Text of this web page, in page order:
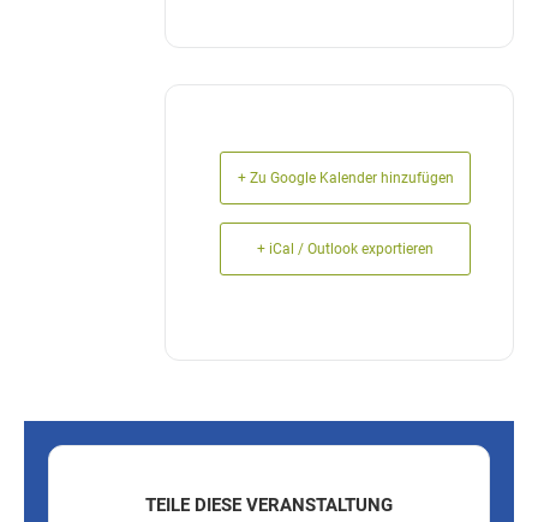
+ Zu Google Kalender hinzufügen
+ iCal / Outlook exportieren
TEILE DIESE VERANSTALTUNG